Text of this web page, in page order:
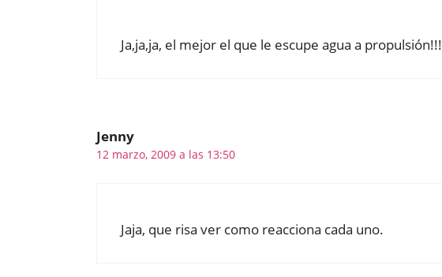
Ja,ja,ja, el mejor el que le escupe agua a propulsión!!!
Jenny
12 marzo, 2009 a las 13:50
Jaja, que risa ver como reacciona cada uno.